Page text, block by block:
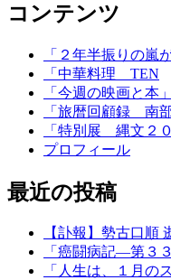
コンテンツ
「２年半振りの嵐
「中華料理 TEN
「今週の映画と本」
「旅暦回顧録 南
「特別展 縄文２
プロフィール
最近の投稿
【訃報】勢古口順
「癌闘病記―第３３
「人生は、１月の